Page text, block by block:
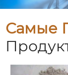
Самые